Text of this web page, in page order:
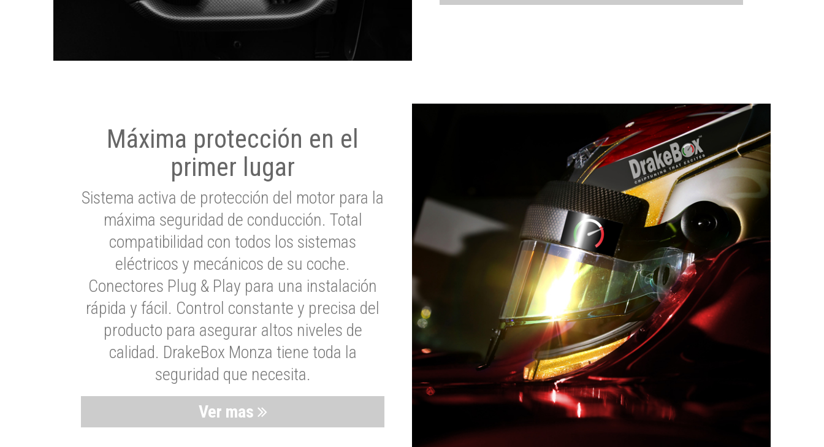
Máxima protección en el
primer lugar
Sistema activa de protección del motor para la
máxima seguridad de conducción. Total
compatibilidad con todos los sistemas
eléctricos y mecánicos de su coche.
Conectores Plug & Play para una instalación
rápida y fácil. Control constante y precisa del
producto para asegurar altos niveles de
calidad. DrakeBox Monza tiene toda la
seguridad que necesita.
Ver mas